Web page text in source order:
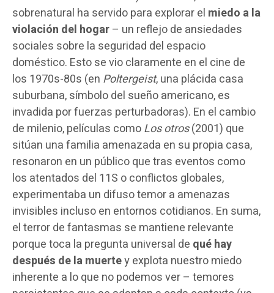
sobrenatural ha servido para explorar el miedo a la
violación del hogar– un reflejo de ansiedades
sociales sobre la seguridad del espacio
doméstico. Esto se vio claramente en el cine de
los 1970s-80s (en Poltergeist, una plácida casa
suburbana, símbolo del sueño americano, es
invadida por fuerzas perturbadoras). En el cambio
de milenio, películas comoLos otros(2001) que
sitúan una familia amenazada en su propia casa,
resonaron en un público que tras eventos como
los atentados del 11S o conflictos globales,
experimentaba un difuso temor a amenazas
invisibles incluso en entornos cotidianos. En suma,
el terror de fantasmas se mantiene relevante
porque toca la pregunta universal de qué hay
después de la muertey explota nuestro miedo
inherente a lo que no podemos ver – temores